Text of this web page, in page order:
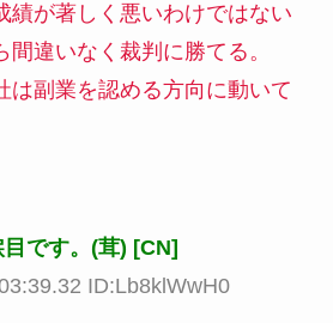
績が著しく悪いわけではない
違いなく裁判に勝てる。
は副業を認める方向に動いて
です。(茸) [CN]
ID:Lb8klWwH0